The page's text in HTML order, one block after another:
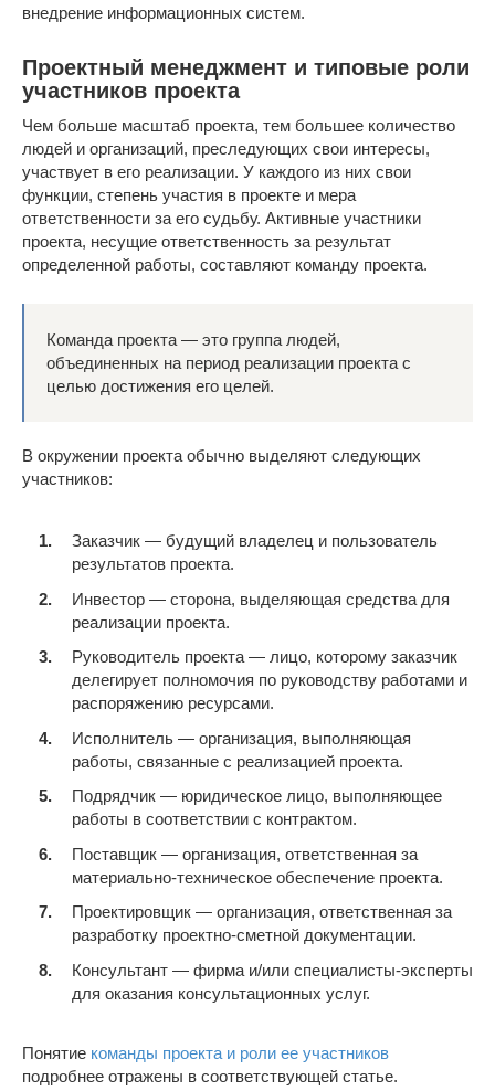
внедрение информационных систем.
Проектный менеджмент и типовые роли
участников проекта
Чем больше масштаб проекта, тем большее количество
людей и организаций, преследующих свои интересы,
участвует в его реализации. У каждого из них свои
функции, степень участия в проекте и мера
ответственности за его судьбу. Активные участники
проекта, несущие ответственность за результат
определенной работы, составляют команду проекта.
Команда проекта — это группа людей,
объединенных на период реализации проекта с
целью достижения его целей.
В окружении проекта обычно выделяют следующих
участников:
Заказчик — будущий владелец и пользователь
результатов проекта.
Инвестор — сторона, выделяющая средства для
реализации проекта.
Руководитель проекта — лицо, которому заказчик
делегирует полномочия по руководству работами и
распоряжению ресурсами.
Исполнитель — организация, выполняющая
работы, связанные с реализацией проекта.
Подрядчик — юридическое лицо, выполняющее
работы в соответствии с контрактом.
Поставщик — организация, ответственная за
материально-техническое обеспечение проекта.
Проектировщик — организация, ответственная за
разработку проектно-сметной документации.
Консультант — фирма и/или специалисты-эксперты
для оказания консультационных услуг.
Понятие команды проекта и роли ее участников
подробнее отражены в соответствующей статье.